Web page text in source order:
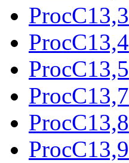
ProcC13,3
ProcC13,4
ProcC13,5
ProcC13,7
ProcC13,8
ProcC13,9